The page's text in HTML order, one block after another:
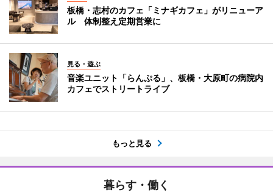
板橋・志村のカフェ「ミナギカフェ」がリニューア
ル 体制整え定期営業に
見る・遊ぶ
音楽ユニット「らんぷる」、板橋・大原町の病院内
カフェでストリートライブ
もっと見る
暮らす・働く